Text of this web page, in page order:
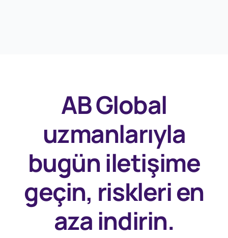
AB Global
uzmanlarıyla
bugüniletişime
geçin, riskleri en
aza indirin.